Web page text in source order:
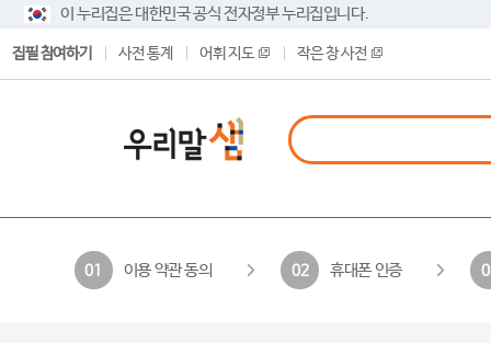
이 누리집은 대한민국 공식 전자정부 누리집입니다.
집필 참여하기 사전 통계 어휘 지도 작은 창 사전
01 이용 약관 동의 02 휴대폰 인증